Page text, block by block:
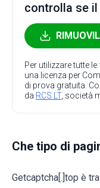
controlla se
Per utilizzare tutte
una licenza per
di prova gratuita.
da RCS LT, società
Che tipo di
Getcaptcha[.]top è